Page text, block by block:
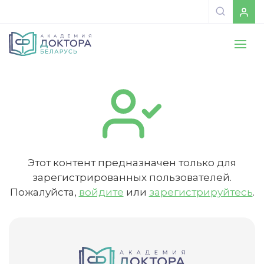
Этот контент предназначен только для
зарегистрированных пользователей.
Пожалуйста, войдите или зарегистрируйтесь.